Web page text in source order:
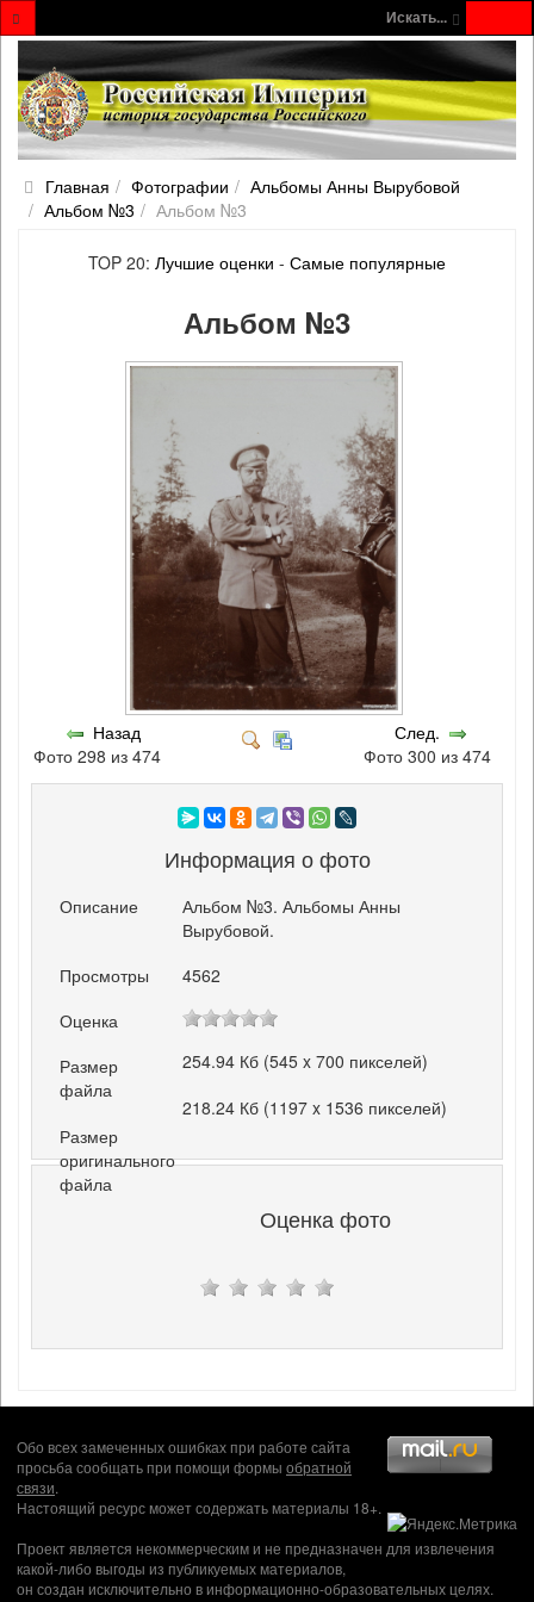
Искать...
Главная Фотографии
Альбомы Анны Вырубовой
Альбом №3
Альбом №3
TOP 20: Лучшие оценки - Самые популярные
Альбом №3
Назад
Фото 298 из 474
След.
Фото 300 из 474
Информация о фото
Описание
Альбом №3. Альбомы Анны
Вырубовой.
Просмотры
4562
Оценка
Размер
файла
254.94 Кб (545 x 700 пикселей)
Размер
оригинального
файла
218.24 Кб (1197 x 1536 пикселей)
Оценка фото
Обо всех замеченных ошибках при работе сайта
просьба сообщать при помощи формы обратной
связи.
Настоящий ресурс может содержать материалы 18+.
Проект является некоммерческим и не предназначен для извлечения
какой-либо выгоды из публикуемых материалов,
он создан исключительно в информационно-образовательных целях.